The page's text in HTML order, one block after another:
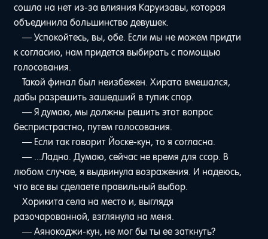
сошла на нет из-за влияния Каруизавы, которая
объединила большинство девушек.
— Успокойтесь, вы, обе. Если мы не можем придти
к согласию, нам придется выбирать с помощью
голосования.
Такой финал был неизбежен. Хирата вмешался,
дабы разрешить зашедший в тупик спор.
— Я думаю, мы должны решить этот вопрос
беспристрастно, путем голосования.
— Если так говорит Йоске-кун, то я согласна.
— ...Ладно. Думаю, сейчас не время для ссор. В
любом случае, я выдвинула возражения. И надеюсь,
что все вы сделаете правильный выбор.
Хорикита села на место и, выглядя
разочарованной, взглянула на меня.
— Аянокоджи-кун, не мог бы ты ее заткнуть?